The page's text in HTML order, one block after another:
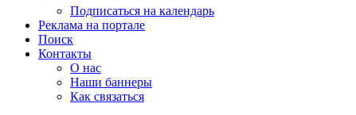
Подписаться на календарь
Реклама на портале
Поиск
Контакты
О нас
Наши баннеры
Как связаться